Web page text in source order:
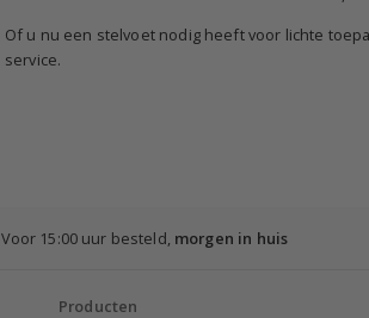
Of u nu een stelvoet nodig heeft voor lichte
service.
Voor 15:00 uur besteld, morgen in huis
Producten